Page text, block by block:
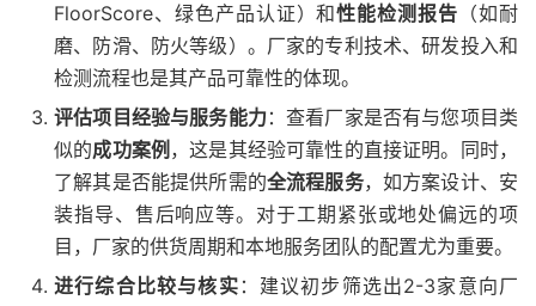
FloorScore、绿色产品认证）和性能检测报告 （如耐
磨、防滑、防火等级）。厂家的专利技术、研发投入和
检测流程也是其产品可靠性的体现。
评估项目经验与服务能力：查看厂家是否有与您项目类
似的成功案例 ，这是其经验可靠性的直接证明。同时，
了解其是否能提供所需的全流程服务，如方案设计、安
装指导、售后响应等。对于工期紧张或地处偏远的项
目，厂家的供货周期和本地服务团队的配置尤为重要。
进行综合比较与核实 ：建议初步筛选出2-3家意向厂